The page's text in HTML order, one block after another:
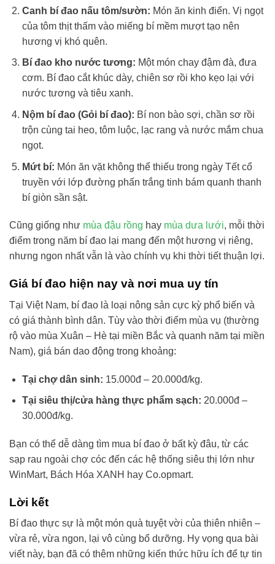
Canh bí đao nấu tôm/sườn: Món ăn kinh điển. Vị ngọt
của tôm thịt thấm vào miếng bí mềm mượt tạo nên
hương vị khó quên.
Bí đao kho nước tương: Một món chay đậm đà, đưa
cơm. Bí đao cắt khúc dày, chiên sơ rồi kho kẹo lại với
nước tương và tiêu xanh.
Nộm bí đao (Gỏi bí đao): Bí non bào sợi, chần sơ rồi
trộn cùng tai heo, tôm luộc, lạc rang và nước mắm chua
ngọt.
Mứt bí: Món ăn vặt không thể thiếu trong ngày Tết cổ
truyền với lớp đường phấn trắng tinh bám quanh thanh
bí giòn sần sật.
Cũng giống như mùa đậu rồng hay mùa dưa lưới, mỗi thời
điểm trong năm bí đao lại mang đến một hương vị riêng,
nhưng ngon nhất vẫn là vào chính vụ khi thời tiết thuận lợi.
Giá bí đao hiện nay và nơi mua uy tín
Tại Việt Nam, bí đao là loại nông sản cực kỳ phổ biến và
có giá thành bình dân. Tùy vào thời điểm mùa vụ (thường
rộ vào mùa Xuân – Hè tại miền Bắc và quanh năm tại miền
Nam), giá bán dao động trong khoảng:
Tại chợ dân sinh: 15.000đ – 20.000đ/kg.
Tại siêu thị/cửa hàng thực phẩm sạch: 20.000đ –
30.000đ/kg.
Bạn có thể dễ dàng tìm mua bí đao ở bất kỳ đâu, từ các
sạp rau ngoài chợ cóc đến các hệ thống siêu thị lớn như
WinMart, Bách Hóa XANH hay Co.opmart.
Lời kết
Bí đao thực sự là một món quà tuyệt vời của thiên nhiên –
vừa rẻ, vừa ngon, lại vô cùng bổ dưỡng. Hy vọng qua bài
viết này, bạn đã có thêm những kiến thức hữu ích để tự tin